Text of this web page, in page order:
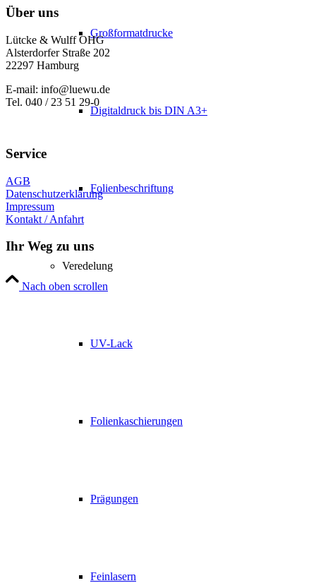
Großformatdrucke
Digitaldruck bis DIN A3+
Folienbeschriftung
Veredelung
UV-Lack
Folienkaschierungen
Prägungen
Feinlasern
Über uns
Lütcke & Wulff OHG
Alsterdorfer Straße 202
22297 Hamburg
E-mail: info@luewu.de
Tel. 040 / 23 51 29-0
Service
AGB
Datenschutzerklärung
Impressum
Kontakt / Anfahrt
Ihr Weg zu uns
Nach oben scrollen